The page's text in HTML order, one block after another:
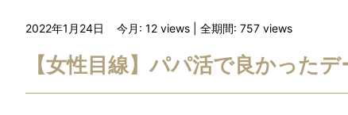
2022年1月24日 今月: 12 views | 全期間: 757 views
【女性目線】パパ活で良かった